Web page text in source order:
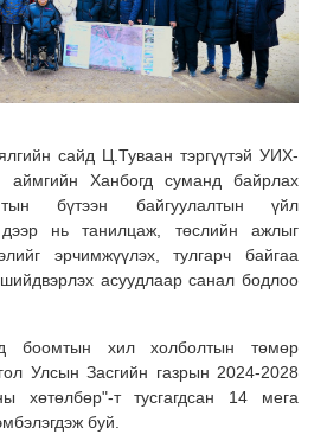
сайд Ц.Туваан тэргүүтэй УИХ-
Ханбогд суманд байрлах
бүтээн байгуулалтын үйл
дээр нь танилцаж, төслийн ажлыг
эрчимжүүлэх, тулгарч байгаа
асуудлаар санал бодлоо
боомтын хил холболтын төмөр
Улсын Засгийн газрын 2024-2028
хөтөлбөр"-т тусгагдсан 14 мега
буй.